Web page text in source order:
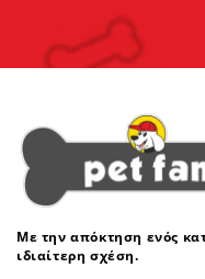
Με την απόκτηση ενός
ιδιαίτερη σχέση.